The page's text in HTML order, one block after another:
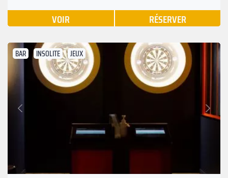
VOIR RÉSERVER
BAR INSOLITE JEUX
Précédent
Suivant